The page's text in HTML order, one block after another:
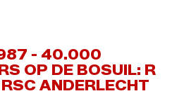
- 40.000
OP DE BOSUIL: R
ANDERLECHT